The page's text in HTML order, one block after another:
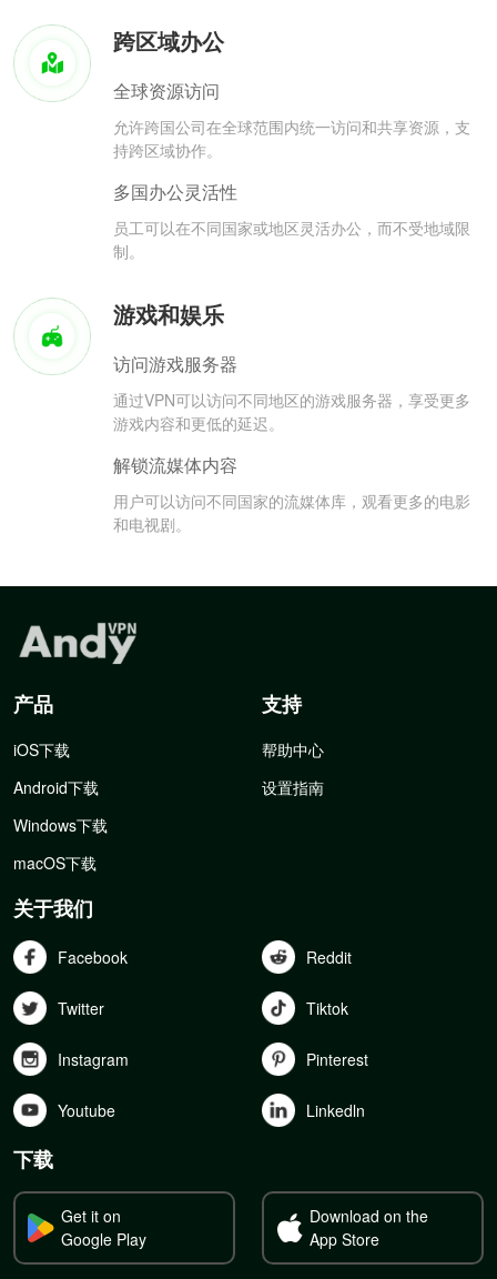
跨区域办公
全球资源访问
允许跨国公司在全球范围内统一访问和共享资源，支
持跨区域协作。
多国办公灵活性
员工可以在不同国家或地区灵活办公，而不受地域限
制。
游戏和娱乐
访问游戏服务器
通过VPN可以访问不同地区的游戏服务器，享受更多
游戏内容和更低的延迟。
解锁流媒体内容
用户可以访问不同国家的流媒体库，观看更多的电影
和电视剧。
产品
iOS下载
Android下载
Windows下载
macOS下载
支持
帮助中心
设置指南
关于我们
Facebook Reddit
Twitter Tiktok
Instagram Pinterest
Youtube Linkedln
下载
Get it on
Google Play
Download on the
App Store